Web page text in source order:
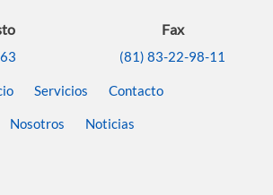
Fax
(81) 83-22-98-11
Servicios Contacto
Nosotros Noticias